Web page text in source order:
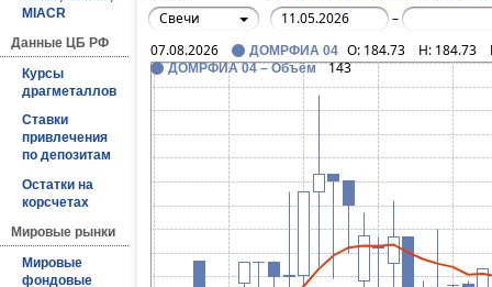
MIACR
Данные ЦБ РФ
Курсы
драгметаллов
Ставки
привлечения
по депозитам
Остатки на
корсчетах
Мировые рынки
Мировые
фондовые
Свечи
–
07.08.2026
ДОМРФИА 04 O: 184.73 H: 184.73
ДОМРФИА 04 – Объём 143